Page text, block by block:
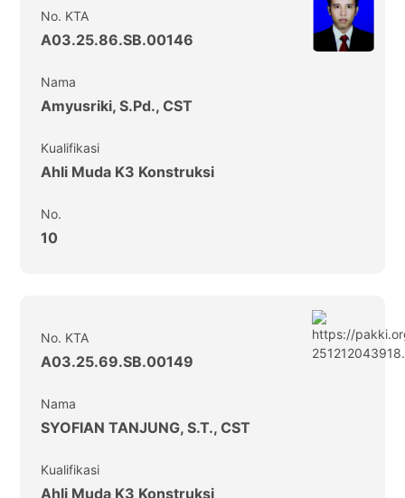
No. KTA
A03.25.86.SB.00146
Nama
Amyusriki, S.Pd., CST
Kualifikasi
Ahli Muda K3 Konstruksi
No.
10
No. KTA
A03.25.69.SB.00149
Nama
SYOFIAN TANJUNG, S.T., CST
Kualifikasi
Ahli Muda K3 Konstruksi